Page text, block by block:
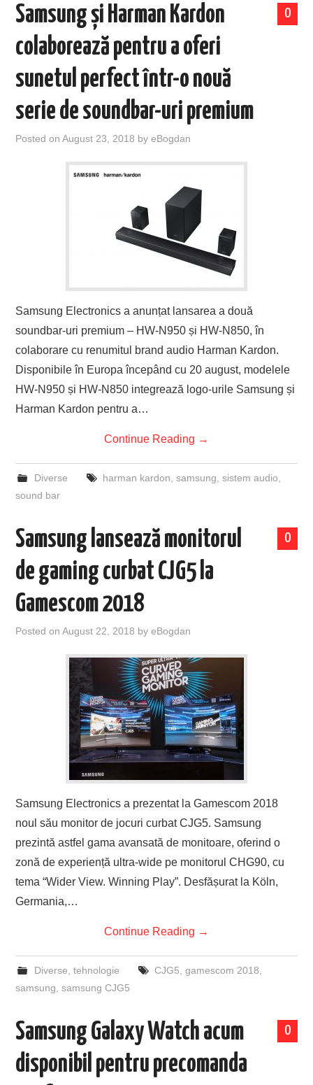
0
Samsung și Harman Kardon
colaborează pentru a oferi
sunetul perfect într-o nouă
serie de soundbar-uri premium
Posted onAugust 23, 2018 byeBogdan
Samsung Electronics a anunțat lansarea a două
soundbar-uri premium – HW-N950 și HW-N850, în
colaborare cu renumitul brand audio Harman Kardon.
Disponibile în Europa începând cu 20 august, modelele
HW-N950 și HW-N850 integrează logo-urile Samsung și
Harman Kardon pentru a…
Continue Reading →
Diverse harman kardon samsung sistem audio
sound bar
0
Samsung lansează monitorul
de gaming curbat CJG5 la
Gamescom 2018
Posted onAugust 22, 2018 byeBogdan
Samsung Electronics a prezentat la Gamescom 2018
noul său monitor de jocuri curbat CJG5. Samsung
prezintă astfel gama avansată de monitoare, oferind o
zonă de experiență ultra-wide pe monitorul CHG90, cu
tema “Wider View. Winning Play”. Desfășurat la Köln,
Germania,…
Continue Reading →
Diverse tehnologie CJG5 gamescom 2018
samsung ,samsung CJG5
0
Samsung Galaxy Watch acum
disponibil pentru precomanda